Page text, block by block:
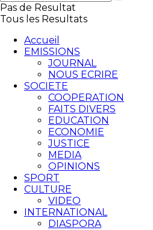
Pas de Resultat
Tous les Resultats
Accueil
EMISSIONS
JOURNAL
NOUS ECRIRE
SOCIETE
COOPERATION
FAITS DIVERS
EDUCATION
ECONOMIE
JUSTICE
MEDIA
OPINIONS
SPORT
CULTURE
VIDEO
INTERNATIONAL
DIASPORA